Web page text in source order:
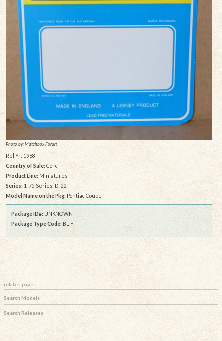
Photo by: Matchbox Forum
Rel Yr: 1968
Country of Sale: Core
Product Line:Miniatures
Series:1-75 Series ID: 22
Model Name on the Pkg: Pontiac Coupe
Package ID#: UNKNOWN
Package Type Code: BL F
related pages:
Search Models
Search Releases